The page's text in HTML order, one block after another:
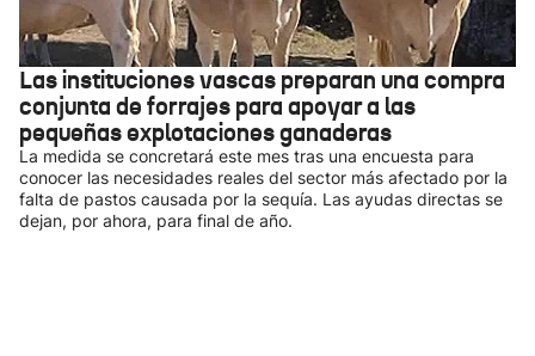
Las instituciones vascas preparan una compra
conjunta de forrajes para apoyar a las
pequeñas explotaciones ganaderas
La medida se concretará este mes tras una encuesta para
conocer las necesidades reales del sector más afectado por la
falta de pastos causada por la sequía. Las ayudas directas se
dejan, por ahora, para final de año.